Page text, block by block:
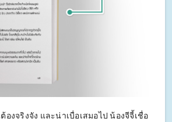
องจริงจัง และน่าเบื่อเสมอไป น้องจีจี้เชื่อ